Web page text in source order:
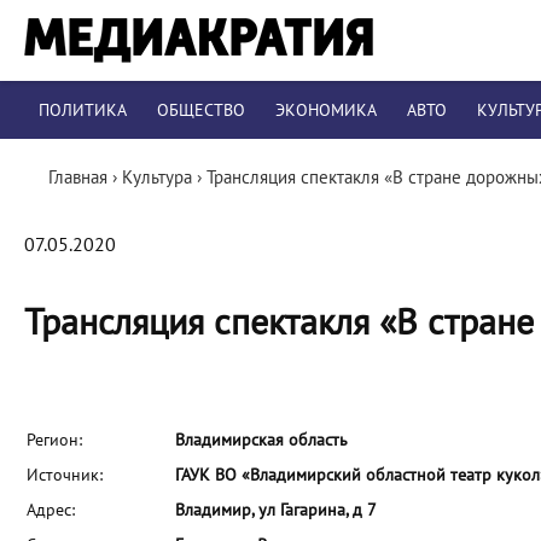
ПОЛИТИКА ОБЩЕСТВО ЭКОНОМИКА АВТО
Главная › Культура › Трансляция спектакля «В стране
07.05.2020
Трансляция спектакля «В
Регион:
Владимирская область
Источник:
ГАУК ВО «Владимирский областной театр
Адрес:
Владимир, ул Гагарина, д 7